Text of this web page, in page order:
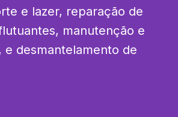
e lazer, reparação de
manutenção e
e desmantelamento de